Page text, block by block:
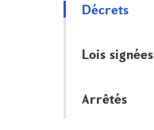
Décrets
Lois signées
Arrêtés